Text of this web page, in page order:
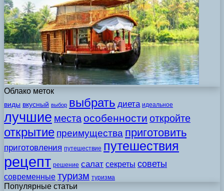
Облако меток
виды вкусный выбор выбрать диета идеальное
лучшие места особенности откройте
открытие преимущества приготовить
приготовления путешествие путешествия
рецепт решение салат секреты советы
современные туризм туризма
Популярные статьи